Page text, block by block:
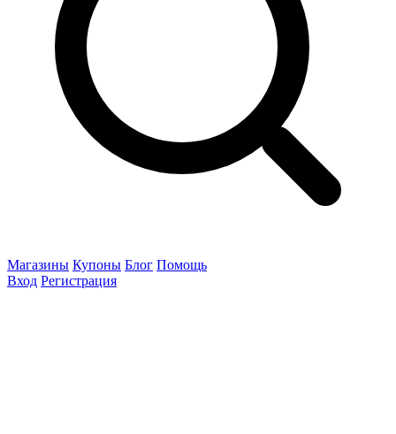
Магазины Купоны Блог Помощь
Вход Регистрация